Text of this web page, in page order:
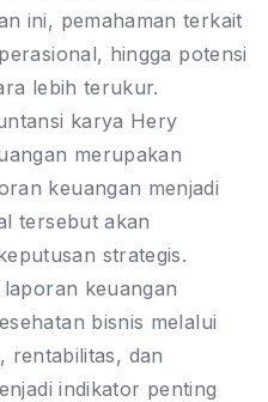
ini, pemahaman terkait
hingga potensi
lebih terukur.
karya Hery
merupakan
keuangan menjadi
tersebut akan
strategis.
keuangan
bisnis melalui
rentabilitas, dan
indikator penting